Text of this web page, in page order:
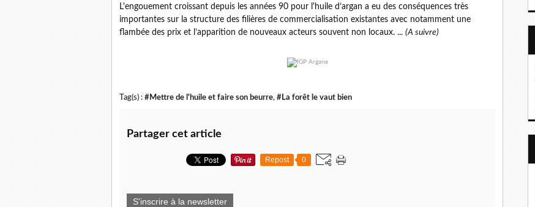
L'engouement croissant depuis les années 90 pour l'huile d’argan a eu des conséquences très
importantes sur la structure des filières de commercialisation existantes avec notamment une
flambée des prix et l’apparition de nouveaux acteurs souvent non locaux. ... (A suivre)
Tag(s) : #Mettre de l'huile et faire son beurre, #La forêt le vaut bien
Partager cet article
Repost 0
S'inscrire à la newsletter